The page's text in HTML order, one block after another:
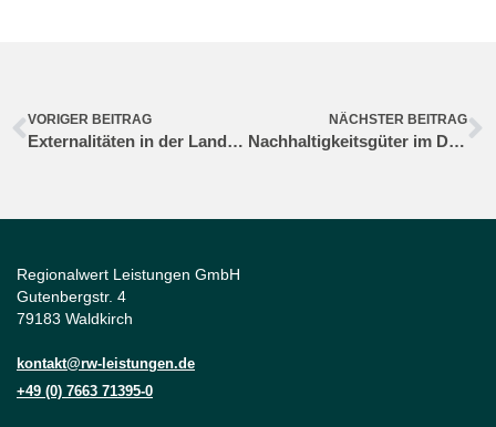
VORIGER BEITRAG
Externalitäten in der Landwirtschaft – Einkommen müssen fairer werden
NÄCHSTER BEITRAG
Nachhaltigkeitsgüter im Dialog aushandeln
Regionalwert Leistungen GmbH
Gutenbergstr. 4
79183 Waldkirch
kontakt@rw-leistungen.de
+49 (0) 7663 71395-0